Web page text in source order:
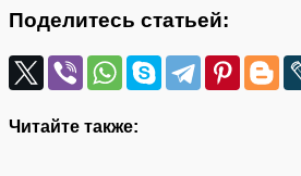
Поделитесь статьей:
Читайте также: